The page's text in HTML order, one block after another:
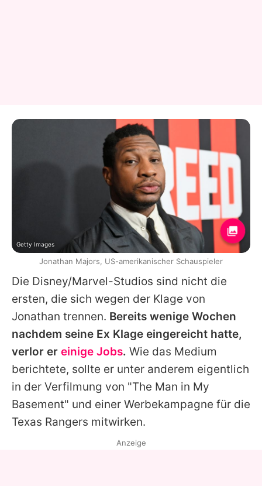
Die Disney/Marvel-Studios sind nicht die
ersten, die sich wegen der Klage von
Jonathan trennen. Bereits wenige Wochen
nachdem seine Ex Klage eingereicht hatte,
verlor er einige Jobs. Wie das Medium
berichtete, sollte er unter anderem eigentlich
in der Verfilmung von "The Man in My
Basement" und einer Werbekampagne für die
Texas Rangers mitwirken.
Getty Images
Jonathan Majors, US-amerikanischer Schauspieler
Anzeige